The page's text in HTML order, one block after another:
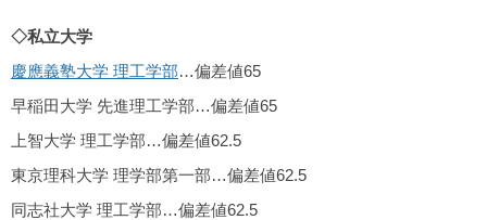
◇私立大学
慶應義塾大学 理工学部…偏差値65
早稲田大学 先進理工学部…偏差値65
上智大学 理工学部…偏差値62.5
東京理科大学 理学部第一部…偏差値62.5
同志社大学 理工学部…偏差値62.5